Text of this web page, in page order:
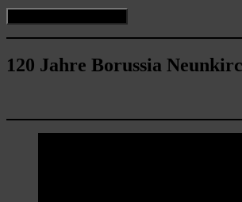
120 Jahre Borussia